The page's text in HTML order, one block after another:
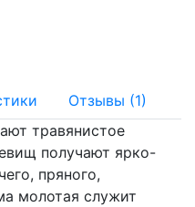
Отзывы (1)
травянистое
получают ярко-
пряного,
молотая служит